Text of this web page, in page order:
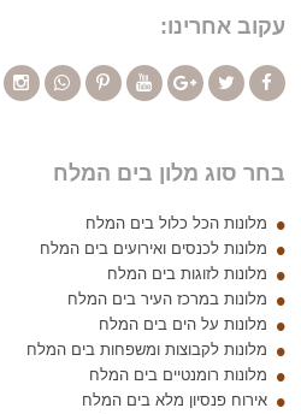
עקוב אחרינו:
בחר סוג מלון בים המלח
מלונות הכל כלול בים המלח
מלונות לכנסים ואירועים בים המלח
מלונות לזוגות בים המלח
מלונות במרכז העיר בים המלח
מלונות על הים בים המלח
מלונות לקבוצות ומשפחות בים המלח
מלונות רומנטיים בים המלח
אירוח פנסיון מלא בים המלח